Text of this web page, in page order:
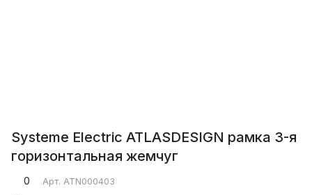
Systeme Electric ATLASDESIGN рамка 3-я
горизонтальная жемчуг
0 Арт. ATN000403